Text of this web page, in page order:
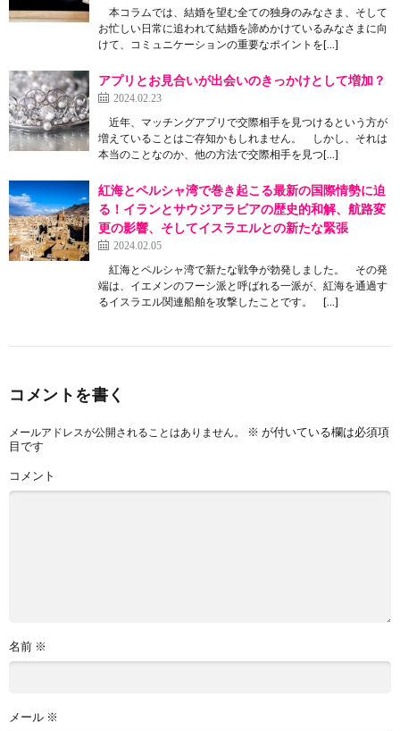
本コラムでは、結婚を望む全ての独身のみなさま、そして
お忙しい日常に追われて結婚を諦めかけているみなさまに向
けて、コミュニケーションの重要なポイントを[…]
アプリとお見合いが出会いのきっかけとして増加？
2024.02.23
近年、マッチングアプリで交際相手を見つけるという方が
増えていることはご存知かもしれません。 しかし、それは
本当のことなのか、他の方法で交際相手を見つ[…]
紅海とペルシャ湾で巻き起こる最新の国際情勢に迫
る！イランとサウジアラビアの歴史的和解、航路変
更の影響、そしてイスラエルとの新たな緊張
2024.02.05
紅海とペルシャ湾で新たな戦争が勃発しました。 その発
端は、イエメンのフーシ派と呼ばれる一派が、紅海を通過す
るイスラエル関連船舶を攻撃したことです。 […]
コメントを書く
メールアドレスが公開されることはありません。 ※ が付いている欄は必須項
目です
コメント
名前 ※
メール ※